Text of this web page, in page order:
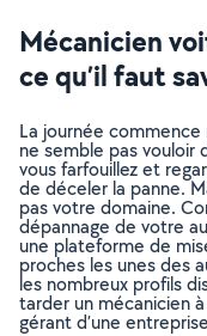
Mécanicien
ce qu’il faut
La journée
ne semble pas vouloir
vous farfouillez et
de déceler la panne.
pas votre domaine.
dépannage de votre
une plateforme de
proches les unes des
les nombreux profils
tarder un mécanicien
gérant d’une